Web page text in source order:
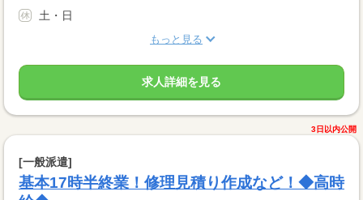
土・日
もっと見る
求人詳細を見る
3日以内公開
[一般派遣]
基本17時半終業！修理見積り作成など！◆高時